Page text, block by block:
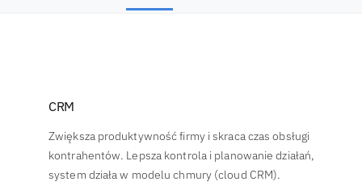
CRM
Zwiększa produktywność firmy i skraca czas obsługi
kontrahentów. Lepsza kontrola i planowanie działań,
system działa w modelu chmury (cloud CRM).